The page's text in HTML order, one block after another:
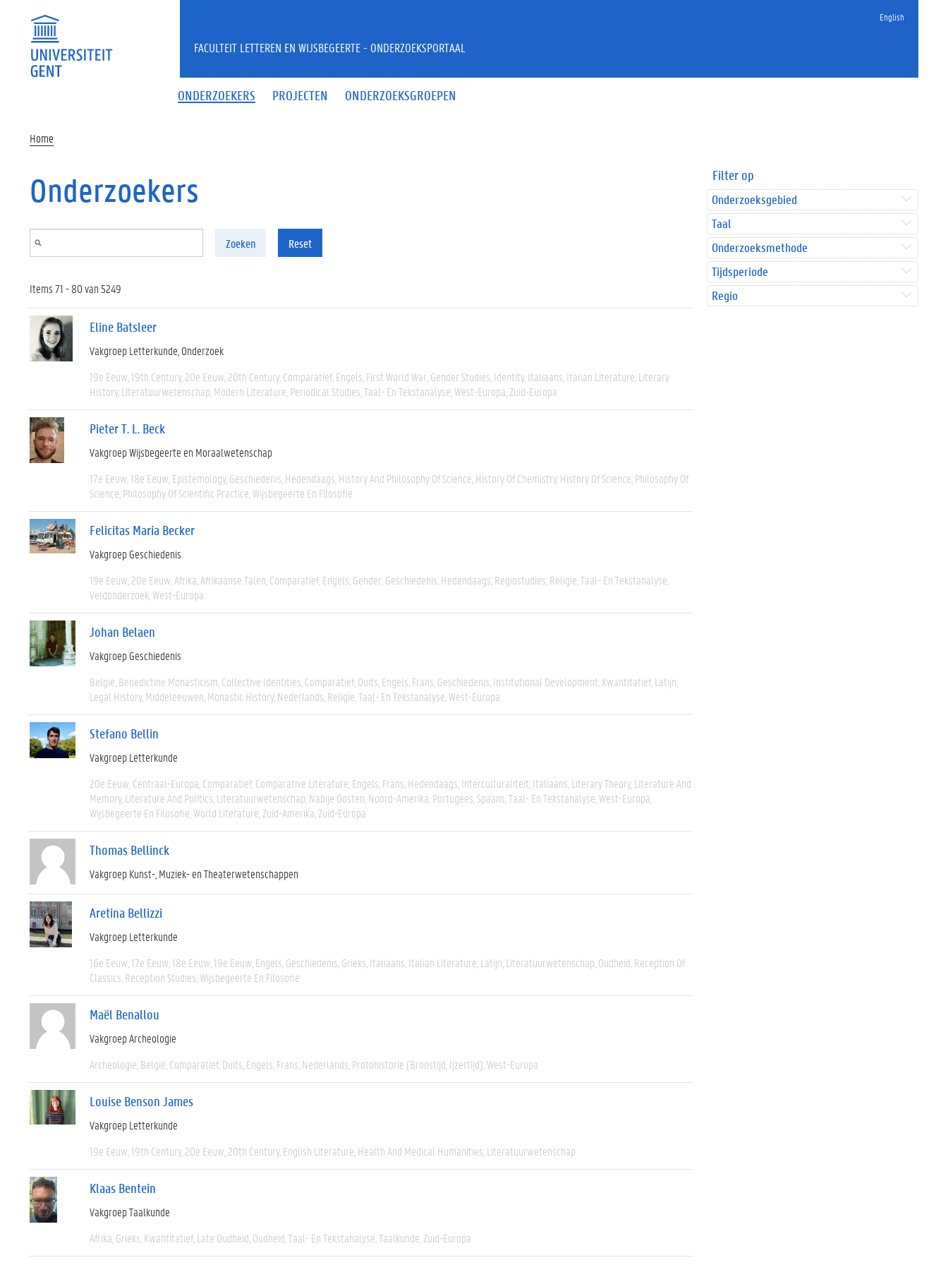
English
ONDERZOEKERS PROJECTEN ONDERZOEKSGROEPEN
FACULTEIT LETTEREN EN WIJSBEGEERTE - ONDERZOEKSPORTAAL
Home
Onderzoekers
Zoeken Reset
Items 71 - 80 van 5249
Eline Batsleer
Vakgroep Letterkunde Onderzoek
19e Eeuw 19th Century 20e Eeuw 20th Century Comparatief Engels First World War Gender Studies Identity Italiaans Italian Literature Literary
History Literatuurwetenschap Modern Literature Periodical Studies Taal- En Tekstanalyse West-Europa Zuid-Europa
Pieter T. L. Beck
Vakgroep Wijsbegeerte en Moraalwetenschap
17e Eeuw 18e Eeuw Epistemology Geschiedenis Hedendaags History And Philosophy Of Science History Of Chemistry History Of Science Philosophy Of
Science Philosophy Of Scientific Practice Wijsbegeerte En Filosofie
Felicitas Maria Becker
Vakgroep Geschiedenis
19e Eeuw 20e Eeuw Afrika Afrikaanse Talen Comparatief Engels Gender Geschiedenis Hedendaags Regiostudies Religie Taal- En Tekstanalyse
Veldonderzoek West-Europa
Johan Belaen
Vakgroep Geschiedenis
België Benedictine Monasticism Collective Identities Comparatief Duits Engels Frans Geschiedenis Institutional Development Kwantitatief Latijn
Legal History Middeleeuwen Monastic History Nederlands Religie Taal- En Tekstanalyse West-Europa
Stefano Bellin
Vakgroep Letterkunde
20e Eeuw Centraal-Europa Comparatief Comparative Literature Engels Frans Hedendaags Interculturaliteit Italiaans Literary Theory Literature And
Memory Literature And Politics Literatuurwetenschap Nabije Oosten Noord-Amerika Portugees Spaans Taal- En Tekstanalyse West-Europa
Wijsbegeerte En Filosofie World Literature Zuid-Amerika Zuid-Europa
Thomas Bellinck
Vakgroep Kunst-, Muziek- en Theaterwetenschappen
Aretina Bellizzi
Vakgroep Letterkunde
16e Eeuw 17e Eeuw 18e Eeuw 19e Eeuw Engels Geschiedenis Grieks Italiaans Italian Literature Latijn Literatuurwetenschap Oudheid Reception Of
Classics Reception Studies Wijsbegeerte En Filosofie
Maël Benallou
Vakgroep Archeologie
Archeologie België Comparatief Duits Engels Frans Nederlands Protohistorie (bronstijd, Ijzertijd) West-Europa
Louise Benson James
Vakgroep Letterkunde
19e Eeuw 19th Century 20e Eeuw 20th Century English Literature Health And Medical Humanities Literatuurwetenschap
Klaas Bentein
Vakgroep Taalkunde
Afrika Grieks Kwantitatief Late Oudheid Oudheid Taal- En Tekstanalyse Taalkunde Zuid-Europa
Filter op
Onderzoeksgebied
Taal
Onderzoeksmethode
Tijdsperiode
Regio